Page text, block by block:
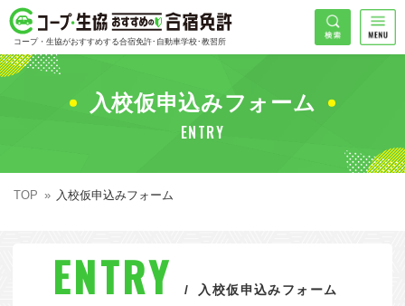
コープ・生協おすすめの合宿免許
コープ・生協がおすすめする合宿免許･自動車学校･教習所
HOME
コープ・生協おすすめの合宿免許ランキング
普通車
大型二輪
エリアで探す
東北エリア
キャンペーンで探す
地域
検索
入校仮申込みフォーム
ENTRY
TOP 入校仮申込みフォーム
ENTRY 入校仮申込みフォーム